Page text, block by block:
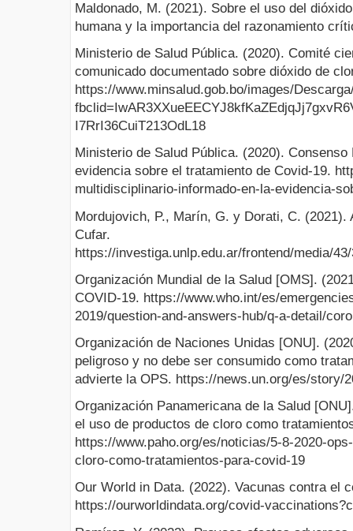
Maldonado, M. (2021). Sobre el uso del
humana y la importancia del razonamiento
Ministerio de Salud Pública. (2020). Comité
comunicado documentado sobre dióxido de
https://www.minsalud.gob.bo/images/
I7RrI36CuiT213OdL18
Ministerio de Salud Pública. (2020).
evidencia sobre el tratamiento de Covid-19.
multidisciplinario-informado-en-la-evidencia-
Mordujovich, P., Marín, G. y Dorati, C. (2021).
Cufar.
https://investiga.unlp.edu.ar/frontend/media/
Organización Mundial de la Salud [OMS].
COVID-19. https://www.who.int/es/
2019/question-and-answers-hub/q-a-detail/
Organización de Naciones Unidas [ONU].
peligroso y no debe ser consumido como
advierte la OPS. https://news.un.org/es/story/
Organización Panamericana de la Salud
el uso de productos de cloro como
https://www.paho.org/es/noticias/5-8-2020-
cloro-como-tratamientos-para-covid-19
Our World in Data. (2022). Vacunas contra el
https://ourworldindata.org/covid-